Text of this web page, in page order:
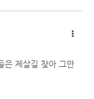
은 제살길 찾아 그만